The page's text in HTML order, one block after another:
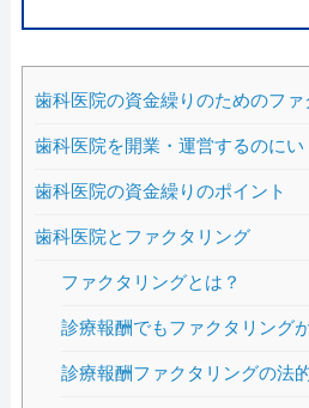
歯科医院の資金繰りのためのフ
歯科医院を開業・運営するのにい
歯科医院の資金繰りのポイント
歯科医院とファクタリング
ファクタリングとは？
診療報酬でもファクタリング
診療報酬ファクタリングの法